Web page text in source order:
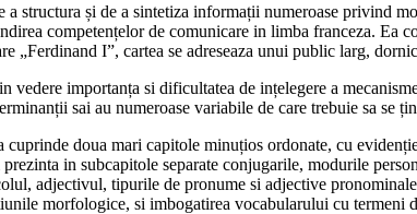
a structura și de a sintetiza informații numeroase privind
competențelor de comunicare in limba franceza.
„Ferdinand I”, cartea se adreseaza unui public larg,
vedere importanța si dificultatea de ințelegere a
sai au numeroase variabile de care trebuie sa se
cuprinde doua mari capitole minuțios ordonate, cu
in subcapitole separate conjugarile, modurile
adjectivul, tipurile de pronume si adjective
morfologice, si imbogatirea vocabularului cu termeni